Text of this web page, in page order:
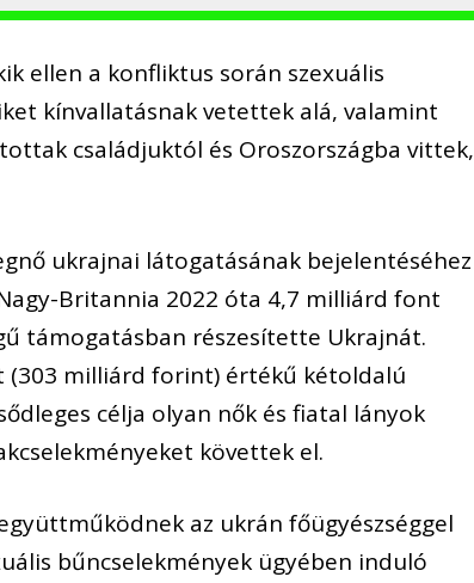
ellen a konfliktus során szexuális
kínvallatásnak vetettek alá, valamint
családjuktól és Oroszországba vittek,
ukrajnai látogatásának bejelentéséhez
Britannia 2022 óta 4,7 milliárd font
támogatásban részesítette Ukrajnát.
(303 milliárd forint) értékű kétoldalú
célja olyan nők és fiatal lányok
követtek el.
az ukrán főügyészséggel
bűncselekmények ügyében induló